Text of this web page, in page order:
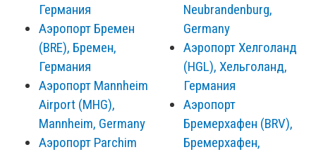
Германия
Аэропорт Бремен
(BRE), Бремен,
Германия
Аэропорт Mannheim
Airport (MHG),
Mannheim, Germany
Аэропорт Parchim
Neubrandenburg,
Germany
Аэропорт Хелголанд
(HGL), Хельголанд,
Германия
Аэропорт
Бремерхафен (BRV),
Бремерхафен,